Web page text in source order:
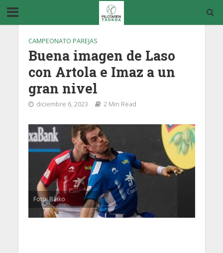
CAMPEONATO PAREJAS
Buena imagen de Laso
con Artola e Imaz a un
gran nivel
diciembre 6, 2023 2 Min Read
Foto: Baiko